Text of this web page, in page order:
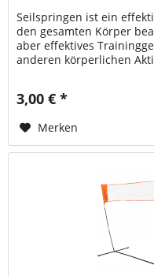
Seilspringen ist ein
den gesamten Körper
aber effektives
anderen körperlichen
3,00 € *
Merken